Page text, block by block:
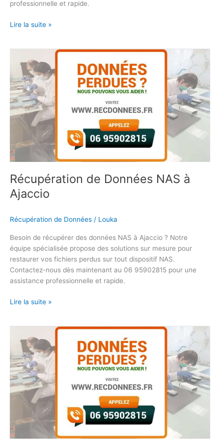
professionnelle et rapide.
Lire la suite »
Récupération de Données NAS à
Ajaccio
Récupération de Données / Louka
Besoin de récupérer des données NAS à Ajaccio ? Notre
équipe spécialisée propose des solutions sur mesure pour
restaurer vos fichiers perdus sur tout dispositif NAS.
Contactez-nous dès maintenant au 06 95902815 pour une
assistance professionnelle et rapide.
Données
NAS
à
Ajaccio
Lire la suite »
Données
NAS
à
Dijon